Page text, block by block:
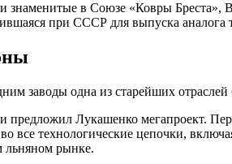
в Союзе «Ковры
при СССР для выпуска аналога
заводы одна из старейших
предложил Лукашенко мегапроект.
все технологические цепочки,
льняном рынке.